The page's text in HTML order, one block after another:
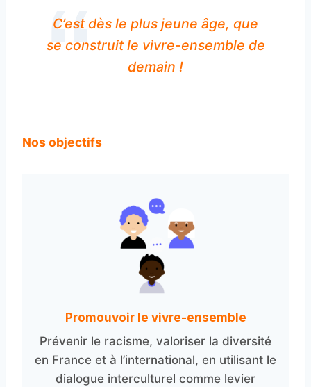
C’est dès le plus jeune âge, que
se construit le vivre-ensemble de
demain !
Nos objectifs
Promouvoir le vivre-ensemble
Prévenir le racisme, valoriser la diversité
en France et à l’international, en utilisant le
dialogue interculturel comme levier